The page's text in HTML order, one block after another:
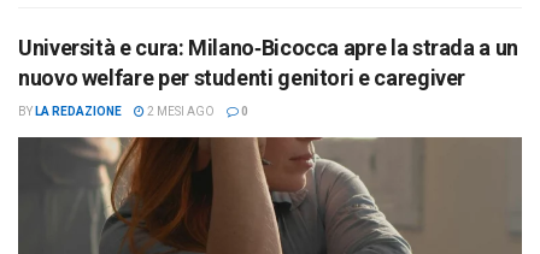
Università e cura: Milano‑Bicocca apre la strada a un
nuovo welfare per studenti genitori e caregiver
BY LA REDAZIONE 2 MESI AGO 0